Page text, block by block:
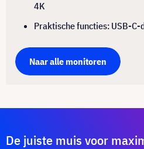
4K
Praktische functies: USB-
Naar alle monitoren
De juiste muis voor